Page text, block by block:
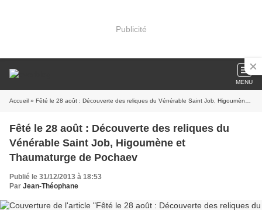
Publicité
MENU
Accueil » Fêté le 28 août : Découverte des reliques du Vénérable Saint Job, Higoumène et Thaumaturge de Pochaev
Fêté le 28 août : Découverte des reliques du
Vénérable Saint Job, Higoumène et
Thaumaturge de Pochaev
Publié le 31/12/2013 à 18:53
Par Jean-Théophane